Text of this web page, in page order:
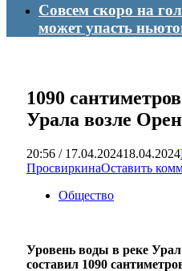
Совсем скоро на
может упасть
1090
Урала возле
20:56 / 17.04.202418.04.2024
ПросвиркинаОставить
Общество
Уровень воды в реке Урал
составил 1090